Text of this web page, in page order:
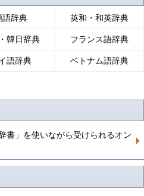
語辞典 英和・和英辞典
韓日辞典 フランス語辞典
語辞典 ベトナム語辞典
書」を使いながら受けられるオン